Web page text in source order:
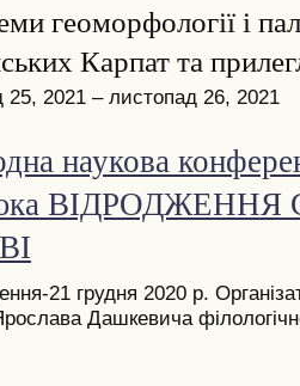
геоморфології і
Карпат та
25, 2021 – листопад 26, 2021
наукова
21 грудня 2020 р.
Дашкевича